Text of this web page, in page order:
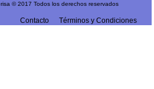
© 2017 Todos los derechos reservados
Contacto Términos y Condiciones